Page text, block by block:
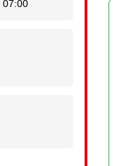
07:00